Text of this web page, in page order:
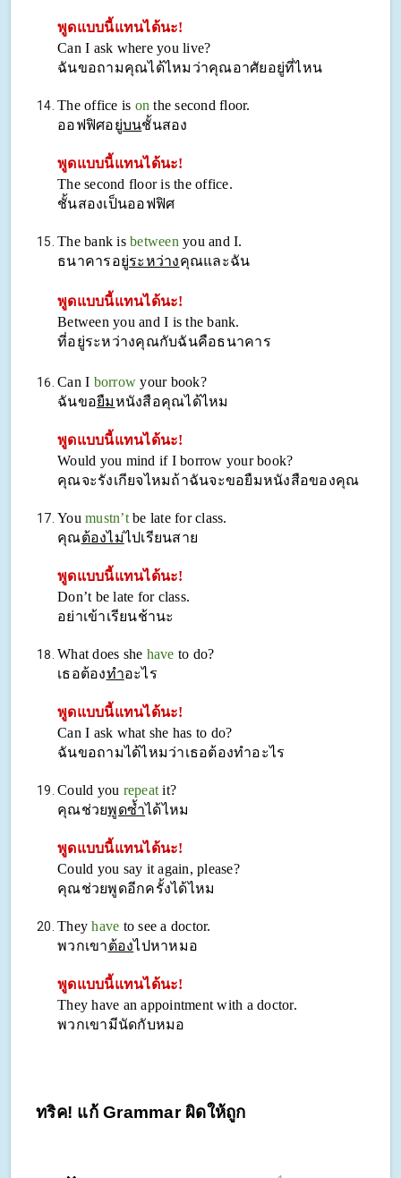
พูดแบบนี้แทนได้นะ!
Can I ask where you live?
ฉันขอถามคุณได้ไหมว่าคุณอาศัยอยู่ที่ไหน
The office is onthe second floor.
ออฟฟิศอยู่บนชั้นสอง
พูดแบบนี้แทนได้นะ!
The second floor is the office.
ชั้นสองเป็นออฟฟิศ
The bank is between you and I.
ธนาคารอยู่ระหว่างคุณและฉัน
พูดแบบนี้แทนได้นะ!
Between you and I is the bank.
ที่อยู่ระหว่างคุณกับฉันคือธนาคาร
Can I borrowyour book?
ฉันขอยืมหนังสือคุณได้ไหม
พูดแบบนี้แทนได้นะ!
Would you mind if I borrow your book?
คุณจะรังเกียจไหมถ้าฉันจะขอยืมหนังสือของคุณ
You mustn’tbe late for class.
คุณต้องไม่ไปเรียนสาย
พูดแบบนี้แทนได้นะ!
Don’t be late for class.
อย่าเข้าเรียนช้านะ
What does she have to do?
เธอต้องทำอะไร
พูดแบบนี้แทนได้นะ!
Can I ask what she has to do?
ฉันขอถามได้ไหมว่าเธอต้องทำอะไร
Could you repeatit?
คุณช่วยพูดซ้ำได้ไหม
พูดแบบนี้แทนได้นะ!
Could you say it again, please?
คุณช่วยพูดอีกครั้งได้ไหม
Theyhave to see a doctor.
พวกเขาต้องไปหาหมอ
พูดแบบนี้แทนได้นะ!
They have an appointment with a doctor.
พวกเขามีนัดกับหมอ
ทริค! แก้ Grammar ผิดให้ถูก